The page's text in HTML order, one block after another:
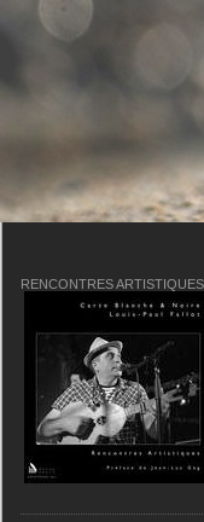
RENCONTRES ARTISTIQUES